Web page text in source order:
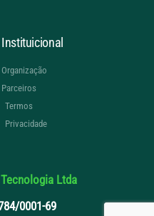
Instituicional
Organização
Parceiros
Termos
Privacidade
Ltda
0001-69